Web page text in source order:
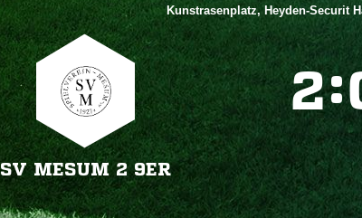
Kunstrasenplatz, Heyden-Securit
SV MESUM 2 9ER
: